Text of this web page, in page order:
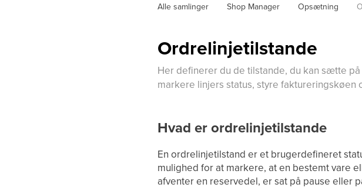
Alle samlinger Shop Manager Opsætning
Ordrelinjetilstande
Her definerer du de tilstande, du kan sætte
markere linjers status, styre
Hvad er ordrelinjetilstande
En ordrelinjetilstand er et brugerdefineret
mulighed for at markere, at en bestemt vare
afventer en reservedel, er sat på pause eller